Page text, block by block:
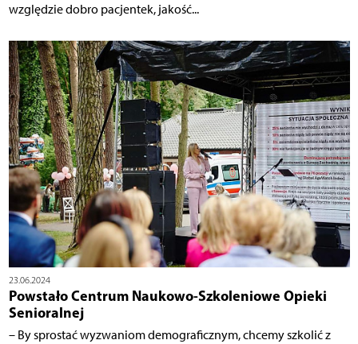
względzie dobro pacjentek, jakość...
23.06.2024
Powstało Centrum Naukowo-Szkoleniowe Opieki
Senioralnej
– By sprostać wyzwaniom demograficznym, chcemy szkolić z